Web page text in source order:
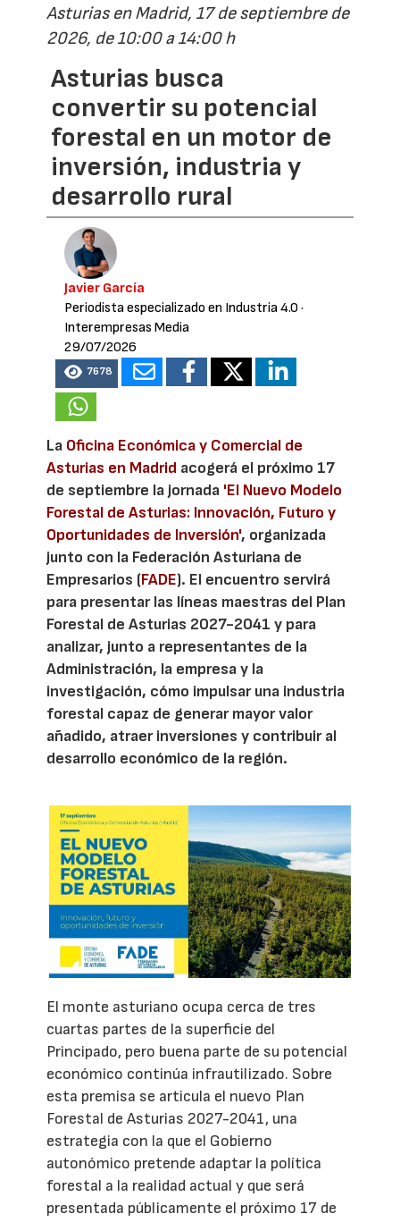
Asturias en Madrid, 17 de septiembre de
2026, de 10:00 a 14:00 h
Asturias busca
convertir su potencial
forestal en un motor de
inversión, industria y
desarrollo rural
Javier García
Periodista especializado en Industria 4.0 ·
Interempresas Media
29/07/2026
7678
La Oficina Económica y Comercial de
Asturias en Madrid acogerá el próximo 17
de septiembre la jornada 'El Nuevo Modelo
Forestal de Asturias: Innovación, Futuro y
Oportunidades de Inversión', organizada
junto con la Federación Asturiana de
Empresarios (FADE). El encuentro servirá
para presentar las líneas maestras del Plan
Forestal de Asturias 2027-2041 y para
analizar, junto a representantes de la
Administración, la empresa y la
investigación, cómo impulsar una industria
forestal capaz de generar mayor valor
añadido, atraer inversiones y contribuir al
desarrollo económico de la región.
El monte asturiano ocupa cerca de tres
cuartas partes de la superficie del
Principado, pero buena parte de su potencial
económico continúa infrautilizado. Sobre
esta premisa se articula el nuevo Plan
Forestal de Asturias 2027-2041, una
estrategia con la que el Gobierno
autonómico pretende adaptar la política
forestal a la realidad actual y que será
presentada públicamente el próximo 17 de